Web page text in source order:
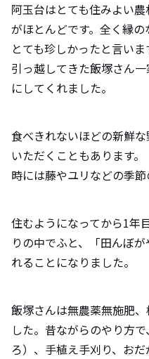
阿玉台はとても住みよい
がほとんどです。全く縁
とても珍しかったと言いま
引っ越してきた飯塚さん
にしてくれました。
食べきれないほどの新鮮
いただくこともあります。
時には藤やユリなどの季
住むようになってから1年
りの中でふと、「田んぼ
れることになりました。
飯塚さんは無農薬無施肥
した。昔ながらのやり方
ろ）、手植え手刈り、お